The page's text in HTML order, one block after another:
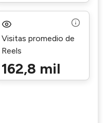
Visitas promedio de
Reels
162,8 mil